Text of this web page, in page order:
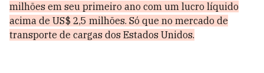
milhões em seu primeiro ano com um lucro líquido
acima de US$ 2,5 milhões. Só que no mercado de
transporte de cargas dos Estados Unidos.